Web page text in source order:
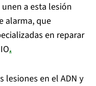
a esta lesión
alarma, que
en reparar
.
lesiones en el ADN y